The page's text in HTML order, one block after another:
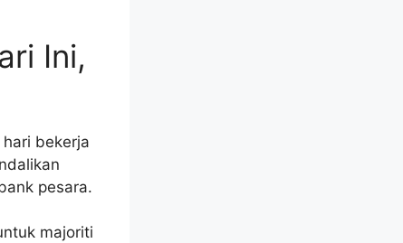
Ini,
bekerja
pesara.
majoriti